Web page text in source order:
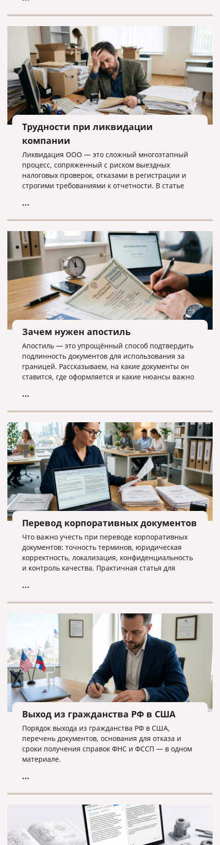
Трудности при ликвидации
компании
Ликвидация ООО — это сложный многоэтапный
процесс, сопряженный с риском выездных
налоговых проверок, отказами в регистрации и
строгими требованиями к отчетности. В статье
бизнеса, критерии упрощенной процедуры и
...
Зачем нужен апостиль
Апостиль — это упрощённый способ подтвердить
подлинность документов для использования за
границей. Рассказываем, на какие документы он
ставится, где оформляется и какие нюансы важно
...
Перевод корпоративных документов
Что важно учесть при переводе корпоративных
документов: точность терминов, юридическая
корректность, локализация, конфиденциальность
и контроль качества. Практичная статья для
...
Выход из гражданства РФ в США
Порядок выхода из гражданства РФ в США,
перечень документов, основания для отказа и
сроки получения справок ФНС и ФССП — в одном
материале.
...